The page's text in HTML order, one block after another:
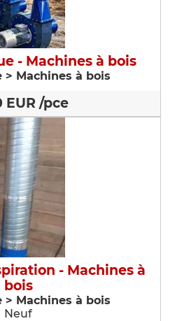
- Machines à bois
> Machines à bois
EUR /pce
- Machines à
bois
> Machines à bois
Neuf